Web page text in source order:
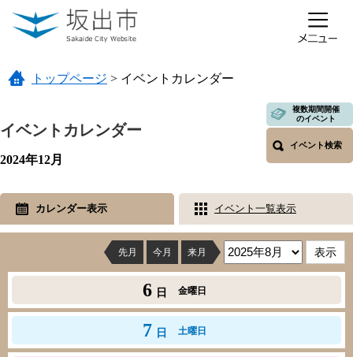
ページの先頭です。
メニューを飛ばして本文へ
トップページ > イベントカレンダー
イベントカレンダー
複数期間開催
のイベント
イベント検索
2024年12月
カレンダー表示 イベント一覧表示
先月 今月 来月
6 日 金曜日
7 日 土曜日